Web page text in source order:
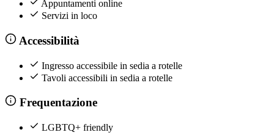
Appuntamenti online
Servizi in loco
Accessibilità
Ingresso accessibile in sedia a rotelle
Tavoli accessibili in sedia a rotelle
Frequentazione
LGBTQ+ friendly